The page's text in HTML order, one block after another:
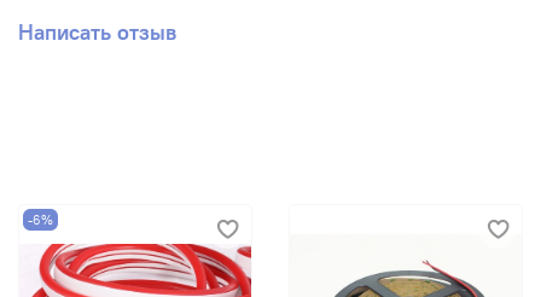
Написать отзыв
-6%